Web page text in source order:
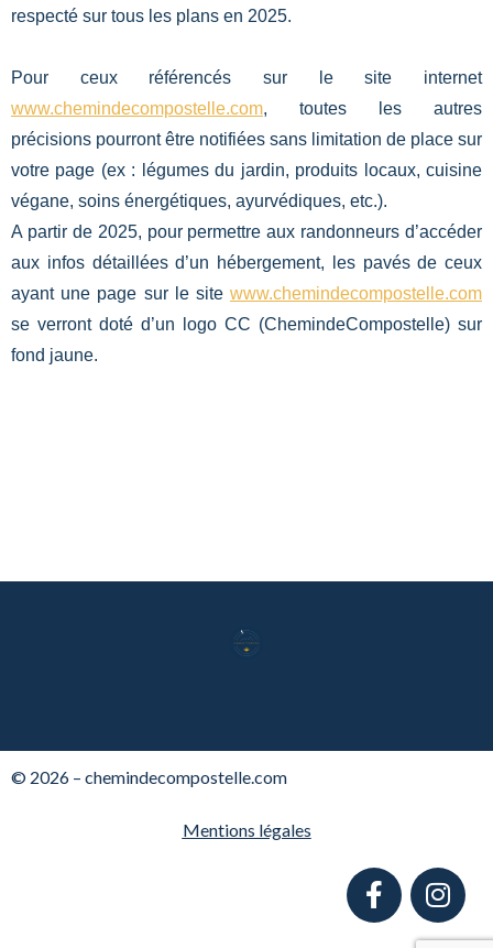
respecté sur tous les plans en 2025.
Pour ceux référencés sur le site internet
www.chemindecompostelle.com, toutes les autres
précisions pourront être notifiées sans limitation de place sur
votre page (ex : légumes du jardin, produits locaux, cuisine
végane, soins énergétiques, ayurvédiques, etc.).
A partir de 2025, pour permettre aux randonneurs d’accéder
aux infos détaillées d’un hébergement, les pavés de ceux
ayant une page sur le site www.chemindecompostelle.com
se verront doté d’un logo CC (ChemindeCompostelle) sur
fond jaune.
© 2026 – chemindecompostelle.com
Mentions légales